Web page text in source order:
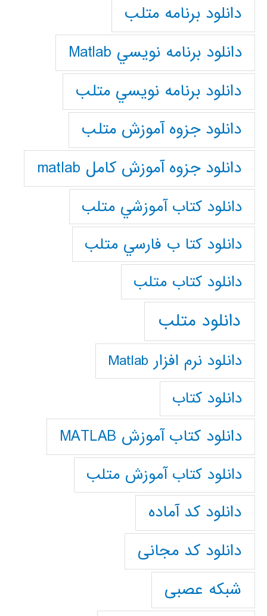
دانلود برنامه متلب
دانلود برنامه نويسي Matlab
دانلود برنامه نويسي متلب
دانلود جزوه آموزش متلب
دانلود جزوه آموزش کامل matlab
دانلود كتاب آموزشي متلب
دانلود كتا ب فارسي متلب
دانلود كتاب متلب
دانلود متلب
دانلود نرم افزار Matlab
دانلود کتاب
دانلود کتاب آموزش MATLAB
دانلود کتاب آموزش متلب
دانلود کد آماده
دانلود کد مجانی
شبکه عصبی